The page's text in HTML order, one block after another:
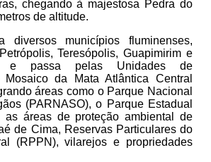
chegando à majestosa Pedra do
de altitude.
diversos municípios fluminenses,
Teresópolis, Guapimirim e
e passa pelas Unidades de
Mosaico da Mata Atlântica Central
áreas como o Parque Nacional
(PARNASO), o Parque Estadual
áreas de proteção ambiental de
de Cima, Reservas Particulares do
(RPPN), vilarejos e propriedades